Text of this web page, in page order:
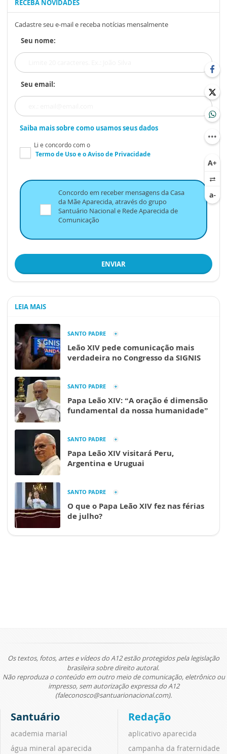
RECEBA NOVIDADES
Cadastre seu e-mail e receba notícias mensalmente
Seu nome:
Seu email:
Saiba mais sobre como usamos seus dados
Li e concordo com o
Termo de Usoe oAviso de Privacidade
Concordo em receber mensagens da Casa
da Mãe Aparecida, através do grupo
Santuário Nacional e Rede Aparecida de
Comunicação
ENVIAR
LEIA MAIS
SANTO PADRE
Leão XIV pede comunicação mais
verdadeira no Congresso da SIGNIS
SANTO PADRE
Papa Leão XIV: “A oração é dimensão
fundamental da nossa humanidade”
SANTO PADRE
Papa Leão XIV visitará Peru,
Argentina e Uruguai
SANTO PADRE
O que o Papa Leão XIV fez nas férias
de julho?
Os textos, fotos, artes e vídeos do A12 estão protegidos pela legislação
brasileira sobre direito autoral.
Não reproduza o conteúdo em outro meio de comunicação, eletrônico ou
impresso, sem autorização expressa do A12
(faleconosco@santuarionacional.com).
Santuário
academia marial
água mineral aparecida
Redação
aplicativo aparecida
campanha da fraternidade